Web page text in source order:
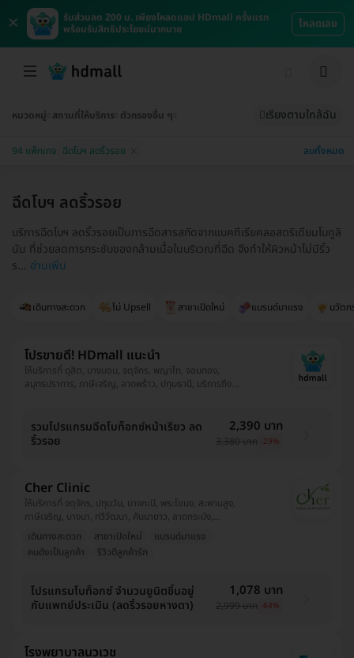
×
รับส่วนลด 200 บ. เพียงโหลดแอป HDmall ครั้งแรก
พร้อมรับสิทธิประโยชน์มากมาย
โหลดเลย
หมวดหมู่ สถานที่ให้บริการ ตัวกรองอื่น ๆ เรียงตามใกล้ฉัน
94 แพ็กเกจ ฉีดโบฯ ลดริ้วรอย ลบทั้งหมด
เดินทางสะดวก ไม่ Upsell สาขาเปิดใหม่ แบรนด์มาแรง นวัตก
ฉีดโบฯ ลดริ้วรอย
บริการฉีดโบฯ ลดริ้วรอยเป็นการฉีดสารสกัดจากแบคทีเรียคลอสตริเดียมโบทูลิ
นัม ที่ช่วยลดการกระชับของกล้ามเนื้อในบริเวณที่ฉีด จึงทำให้ผิวหน้าไม่มีริ้ว
ร... อ่านเพิ่ม
โปรขายดี! HDmall แนะนำ
ให้บริการที่ ดุสิต, บางบอน, จตุจักร, พญาไท, จอมทอง,
สมุทรปราการ, ภาษีเจริญ, ลาดพร้าว, ปทุมธานี, บริการถึง
บางรัก
รวมโปรแกรมฉีดโบท็อกซ์หน้าเรียว ลด
ริ้วรอย
2,390 บาท
3,380 บาท -29%
Cher Clinic
ให้บริการที่ จตุจักร, ปทุมวัน, บางกะปิ, พระโขนง, สะพานสูง,
ภาษีเจริญ, บางนา, ทวีวัฒนา, คันนายาว, ลาดกระบัง,
ประเวศ, ลาดพร้าว, คลองเตย, ราชเทวี, บางขุนเทียน,
บางซื่อ, สมุทรปราการ, บางแค
เดินทางสะดวก สาขาเปิดใหม่
แบรนด์มาแรง
คนดังเป็นลูกค้า
รีวิวดีลูกค้ารัก
โปรแกรมโบท็อกซ์ จำนวนยูนิตขึ้นอยู่
กับแพทย์ประเมิน (ลดริ้วรอยหางตา)
1,078 บาท
2,999 บาท -64%
โรงพยาบาลนวเวช